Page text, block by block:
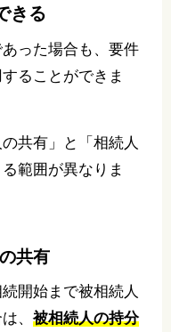
きる
った場合も、要件
ることができま
共有」と「相続人
範囲が異なりま
共有
開始まで被相続人
、 被相続人の持分